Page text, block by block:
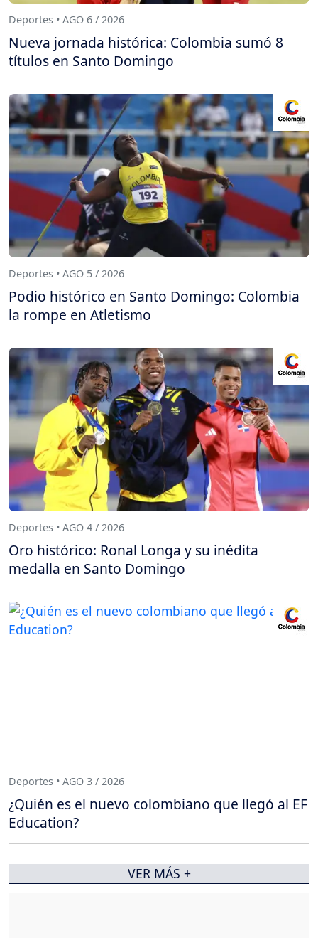
Deportes • AGO 6 / 2026
Nueva jornada histórica: Colombia sumó 8
títulos en Santo Domingo
Deportes • AGO 5 / 2026
Podio histórico en Santo Domingo: Colombia
la rompe en Atletismo
Deportes • AGO 4 / 2026
Oro histórico: Ronal Longa y su inédita
medalla en Santo Domingo
Deportes • AGO 3 / 2026
¿Quién es el nuevo colombiano que llegó al EF
Education?
VER MÁS +